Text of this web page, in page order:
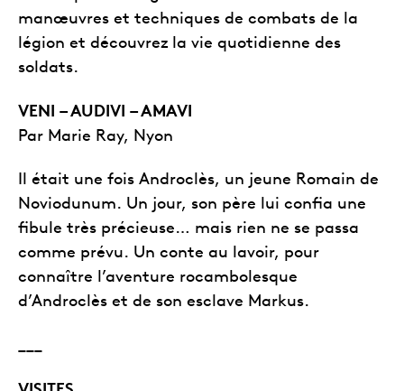
manœuvres et techniques de combats de la
légion et découvrez la vie quotidienne des
soldats.
VENI – AUDIVI – AMAVI
Par Marie Ray, Nyon
Il était une fois Androclès, un jeune Romain de
Noviodunum. Un jour, son père lui confia une
fibule très précieuse… mais rien ne se passa
comme prévu. Un conte au lavoir, pour
connaître l’aventure rocambolesque
d’Androclès et de son esclave Markus.
___